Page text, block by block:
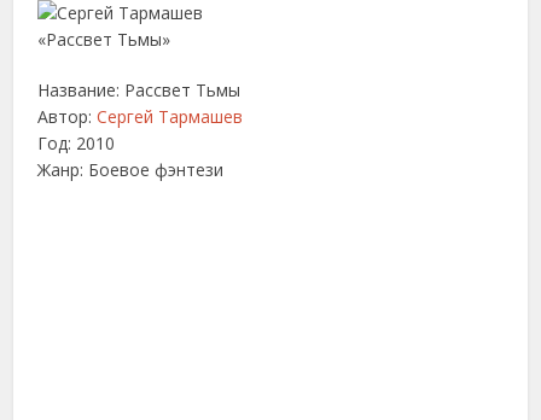
Название: Рассвет Тьмы
Автор:Сергей Тармашев
Год: 2010
Жанр: Боевое фэнтези